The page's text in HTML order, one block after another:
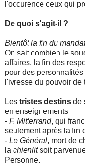
l'occurence ceux qui
De quoi s'agit-il ?
Bientôt la fin du
On sait combien le
affaires, la fin des
pour des
l'ivresse du pouvoir
Les tristes destins de
en enseignements :
- F. Mitterrand, qui
seulement après la fin
- Le Général, mort de
la chienlitsoit
Personne.